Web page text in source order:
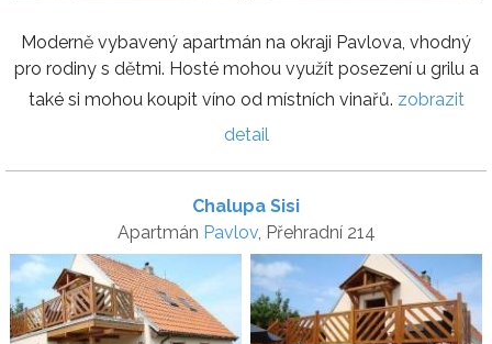
Moderně vybavený apartmán na okraji Pavlova, vhodný
pro rodiny s dětmi. Hosté mohou využít posezení u grilu a
také si mohou koupit víno od místních vinařů. zobrazit
detail
Chalupa Sisi
Apartmán Pavlov, Přehradní 214